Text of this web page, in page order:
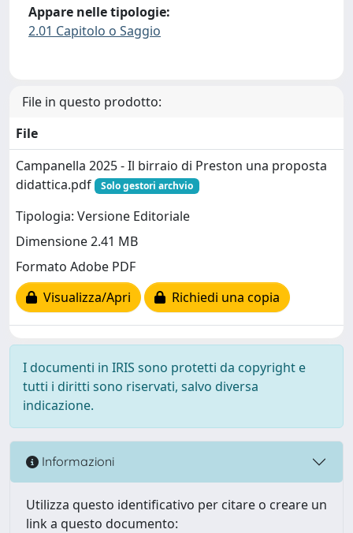
Appare nelle tipologie:
2.01 Capitolo o Saggio
File in questo prodotto:
File
Campanella 2025 - Il birraio di Preston una proposta
didattica.pdf
Solo gestori archvio
Tipologia: Versione Editoriale
Dimensione 2.41 MB
Formato Adobe PDF
Visualizza/Apri
Richiedi una copia
I documenti in IRIS sono protetti da copyright e
tutti i diritti sono riservati, salvo diversa
indicazione.
Informazioni
Utilizza questo identificativo per citare o creare un
link a questo documento: